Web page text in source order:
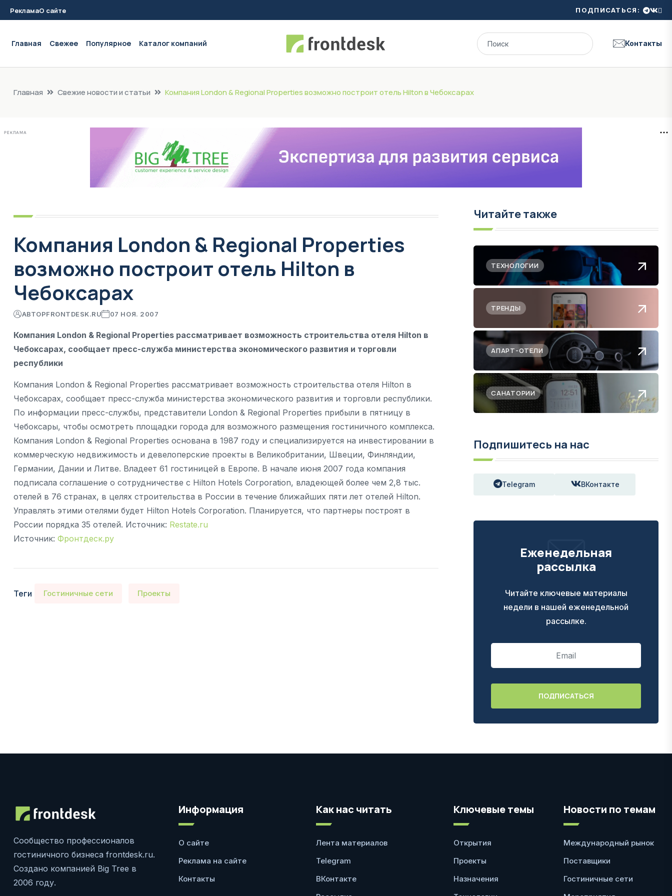
РекламаО сайте ПОДПИСАТЬСЯ:
Главная Свежее Популярное Каталог компаний Контакты
Главная Свежие новости и статьи Компания London & Regional Properties возможно построит отель Hilton в Чебоксарах
РЕКЛАМА
Компания London & Regional Properties
возможно построит отель Hilton в
Чебоксарах
АВТОРFRONTDESK.RU 07 НОЯ. 2007
Компания London & Regional Properties рассматривает возможность строительства отеля Hilton в
Чебоксарах, сообщает пресс-служба министерства экономического развития и торговли
республики
Компания London & Regional Properties рассматривает возможность строительства отеля Hilton в
Чебоксарах, сообщает пресс-служба министерства экономического развития и торговли республики.
По информации пресс-службы, представители London & Regional Properties прибыли в пятницу в
Чебоксары, чтобы осмотреть площадки города для возможного размещения гостиничного комплекса.
Компания London & Regional Properties основана в 1987 году и специализируется на инвестировании в
коммерческую недвижимость и девелоперские проекты в Великобритании, Швеции, Финляндии,
Германии, Дании и Литве. Владеет 61 гостиницей в Европе. В начале июня 2007 года компания
подписала соглашение о сотрудничестве с Hilton Hotels Corporation, владеющей более чем 2,8 тыс.
отелей в 76 странах, в целях строительства в России в течение ближайших пяти лет отелей Hilton.
Управлять этими отелями будет Hilton Hotels Corporation. Планируется, что партнеры построят в
России порядка 35 отелей. Источник: Restate.ru
Источник: Фронтдеск.ру
Теги Гостиничные сети Проекты
Читайте также
ТЕХНОЛОГИИ
ТРЕНДЫ
АПАРТ-ОТЕЛИ
САНАТОРИИ
Подпишитесь на нас
Telegram ВКонтакте
Еженедельная
рассылка
Читайте ключевые материалы
недели в нашей еженедельной
рассылке.
Сообщество профессионалов
гостиничного бизнеса frontdesk.ru.
Создано компанией Big Tree в
2006 году.
Информация
О сайте
Реклама на сайте
Контакты
Как нас читать
Лента материалов
Telegram
ВКонтакте
Ключевые темы
Открытия
Проекты
Назначения
Новости по темам
Международный рынок
Поставщики
Гостиничные сети